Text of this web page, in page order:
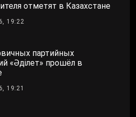
отметят в Казахстане
19:22
партийных
«Әділет» прошёл в
19:21